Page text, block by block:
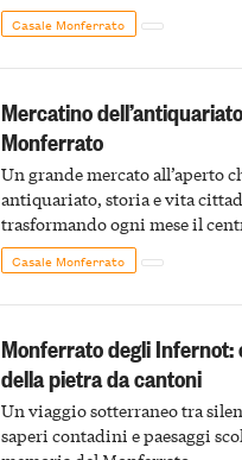
Casale Monferrato
Mercatino
Monferrato
Un grande mercato all’aperto
antiquariato, storia e vita
trasformando ogni mese il
Monferrato in un luogo di
Casale Monferrato
Monferrato degli Infernot:
della pietra da cantoni
Un viaggio sotterraneo tra
saperi contadini e paesaggi